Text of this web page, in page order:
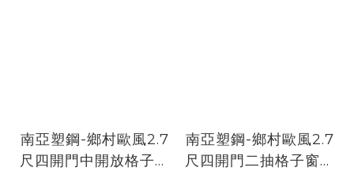
南亞塑鋼-鄉村歐風2.7
尺四開門中開放格子窗
南亞塑鋼-鄉村歐風2.7
尺四開門二抽格子窗線